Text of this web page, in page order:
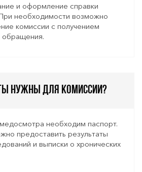
и оформление справки
необходимости возможно
комиссии с получением
обращения.
нужны для комиссии?
необходим паспорт.
предоставить результаты
и выписки о хронических